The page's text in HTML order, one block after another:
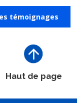
témoignages
Haut de page